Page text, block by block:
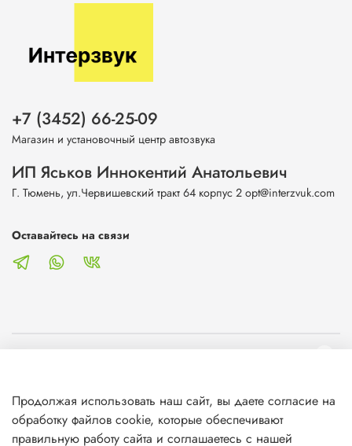
Клиентам
+7 (3452) 66-25-09
Магазин и установочный центр автозвука
ИП Яськов Иннокентий Анатольевич
Г. Тюмень, ул.Червишевский тракт 64 корпус 2 opt@interzvuk.com
Оставайтесь на связи
Продолжая использовать наш сайт, вы даете согласие на
обработку файлов cookie, которые обеспечивают
правильную работу сайта и соглашаетесь с нашей